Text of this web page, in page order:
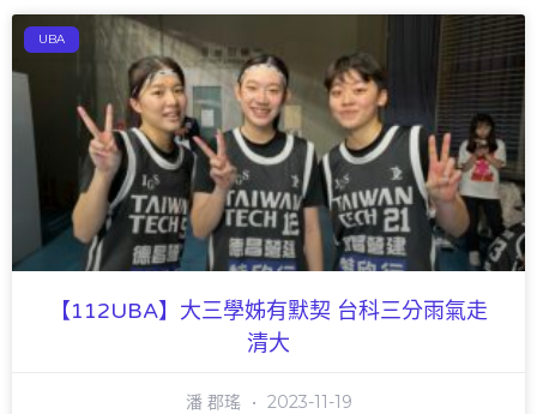
UBA
【112UBA】大三學姊有默契 台科三分雨氣走
清大
潘 郡瑤 2023-11-19